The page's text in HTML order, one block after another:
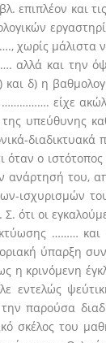
επιπλέον και
μάλιστα
αλλά και την
δ) η
είχε
υπεύθυνης
όταν ο
ανάρτησή του,
ισχυρισμών
ότι οι
………
ύπαρξη
η κρινόμενη
εντελώς
παρούσα
σκέλος του